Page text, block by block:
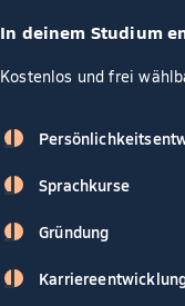
In deinem Studium
Kostenlos und frei
Sprachkurse
Gründung